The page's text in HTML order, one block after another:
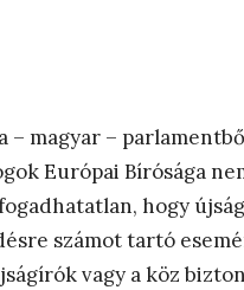
– magyar –
Európai Bírósága
hogy
számot tartó
vagy a köz